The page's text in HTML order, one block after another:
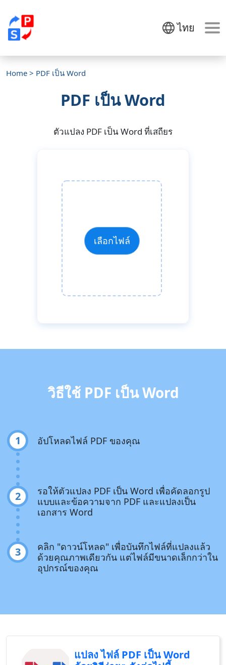
ไทย
Home > PDF เป็น Word
PDF เป็น Word
ตัวแปลง PDF เป็น Word ที่เสถียร
เลือกไฟล์
วิธีใช้ PDF เป็น Word
1 อัปโหลดไฟล์ PDF ของคุณ
2
รอให้ตัวแปลง PDF เป็น Word เพื่อคัดลอกรูป
แบบและข้อความจาก PDF และแปลงเป็น
เอกสาร Word
3
คลิก "ดาวน์โหลด" เพื่อบันทึกไฟล์ที่แปลงแล้ว
ด้วยคุณภาพเดียวกัน แต่ไฟล์มีขนาดเล็กกว่าใน
อุปกรณ์ของคุณ
แปลง ไฟล์ PDF เป็น Word